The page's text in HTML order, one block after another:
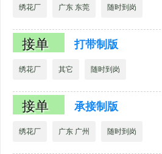
绣花厂 广东 东莞 随时到岗
接单 打带制版
绣花厂 其它 随时到岗
接单 承接制版
绣花厂 广东 广州 随时到岗